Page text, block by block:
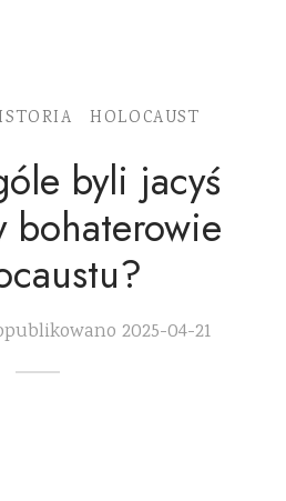
HOLOCAUST
byli jacyś
bohaterowie
2025-04-21